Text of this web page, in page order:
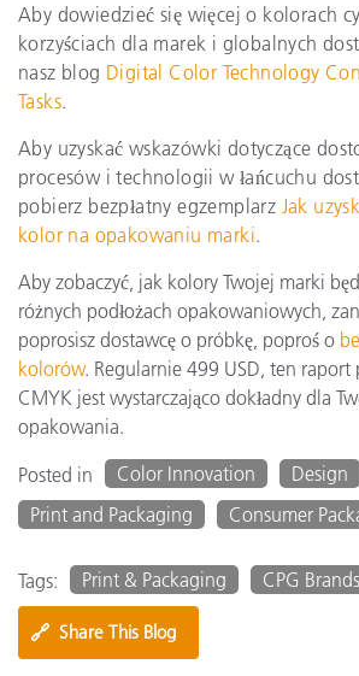
Aby dowiedzieć się więcej o kolorach
korzyściach dla marek i globalnych
nasz blog Digital Color Technology
Tasks.
Aby uzyskać wskazówki dotyczące
procesów i technologii w łańcuchu
pobierz bezpłatny egzemplarz Jak
kolor na opakowaniu marki.
Aby zobaczyć, jak kolory Twojej marki
różnych podłożach opakowaniowych,
poprosisz dostawcę o próbkę, poproś o
kolorów. Regularnie 499 USD, ten raport
CMYK jest wystarczająco dokładny dla
opakowania.
Posted in
Color Innovation
Design
Print and Packaging
Consumer
Tags: Print & Packaging CPG Brands
🔗 Share This Blog